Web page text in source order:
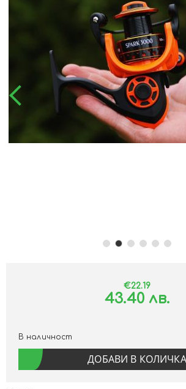
€22.19
43.40 лв.
В наличност